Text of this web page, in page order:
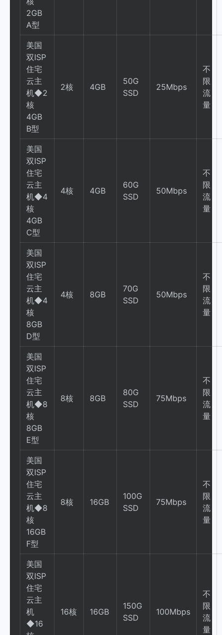
2GB
A型
美国
双ISP
住宅
云主
机◆2
核
4GB
B型
2核 4GB
50G
SSD
25Mbps
不
限
流
量
美国
双ISP
住宅
云主
机◆4
核
4GB
C型
4核 4GB
60G
SSD
50Mbps
不
限
流
量
美国
双ISP
住宅
云主
机◆4
核
8GB
D型
4核 8GB
70G
SSD
50Mbps
不
限
流
量
美国
双ISP
住宅
云主
机◆8
核
8GB
E型
8核 8GB
80G
SSD
75Mbps
不
限
流
量
美国
双ISP
住宅
云主
机◆8
核
16GB
F型
8核 16GB
100G
SSD
75Mbps
不
限
流
量
美国
双ISP
住宅
云主
机
◆16
16核 16GB
150G
SSD
100Mbps
不
限
流
量